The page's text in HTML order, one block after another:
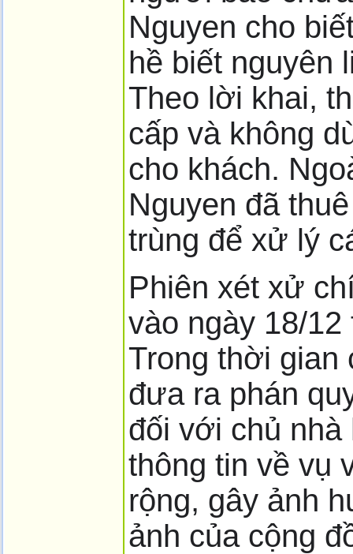
Nguyen cho
hề biết nguyên
Theo lời khai,
cấp và không
cho khách.
Nguyen đã
trùng để xử lý
Phiên xét xử
vào ngày 18/
Trong thời
đưa ra phán
đối với chủ nhà
thông tin về vụ
rộng, gây ảnh
ảnh của cộng